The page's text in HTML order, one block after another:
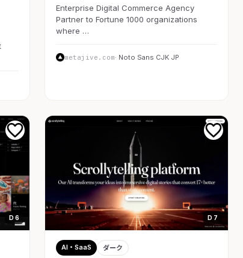
Enterprise Digital Commerce Agency
Partner to Fortune 1000 organizations
where …
metajive.com· Noto Sans CJK JP
D 6 D 7
AI・SaaS ダーク